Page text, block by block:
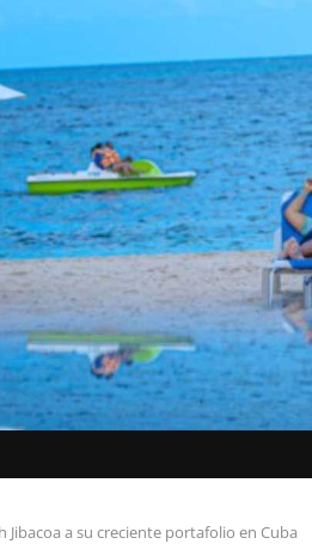
Jibacoa a su creciente portafolio en Cuba